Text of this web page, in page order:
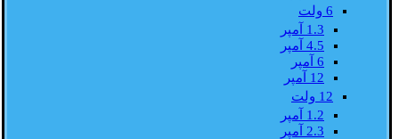
6 ولت
1.3 آمپر
4.5 آمپر
6 آمپر
12 آمپر
12 ولت
1.2 آمپر
2.3 آمپر